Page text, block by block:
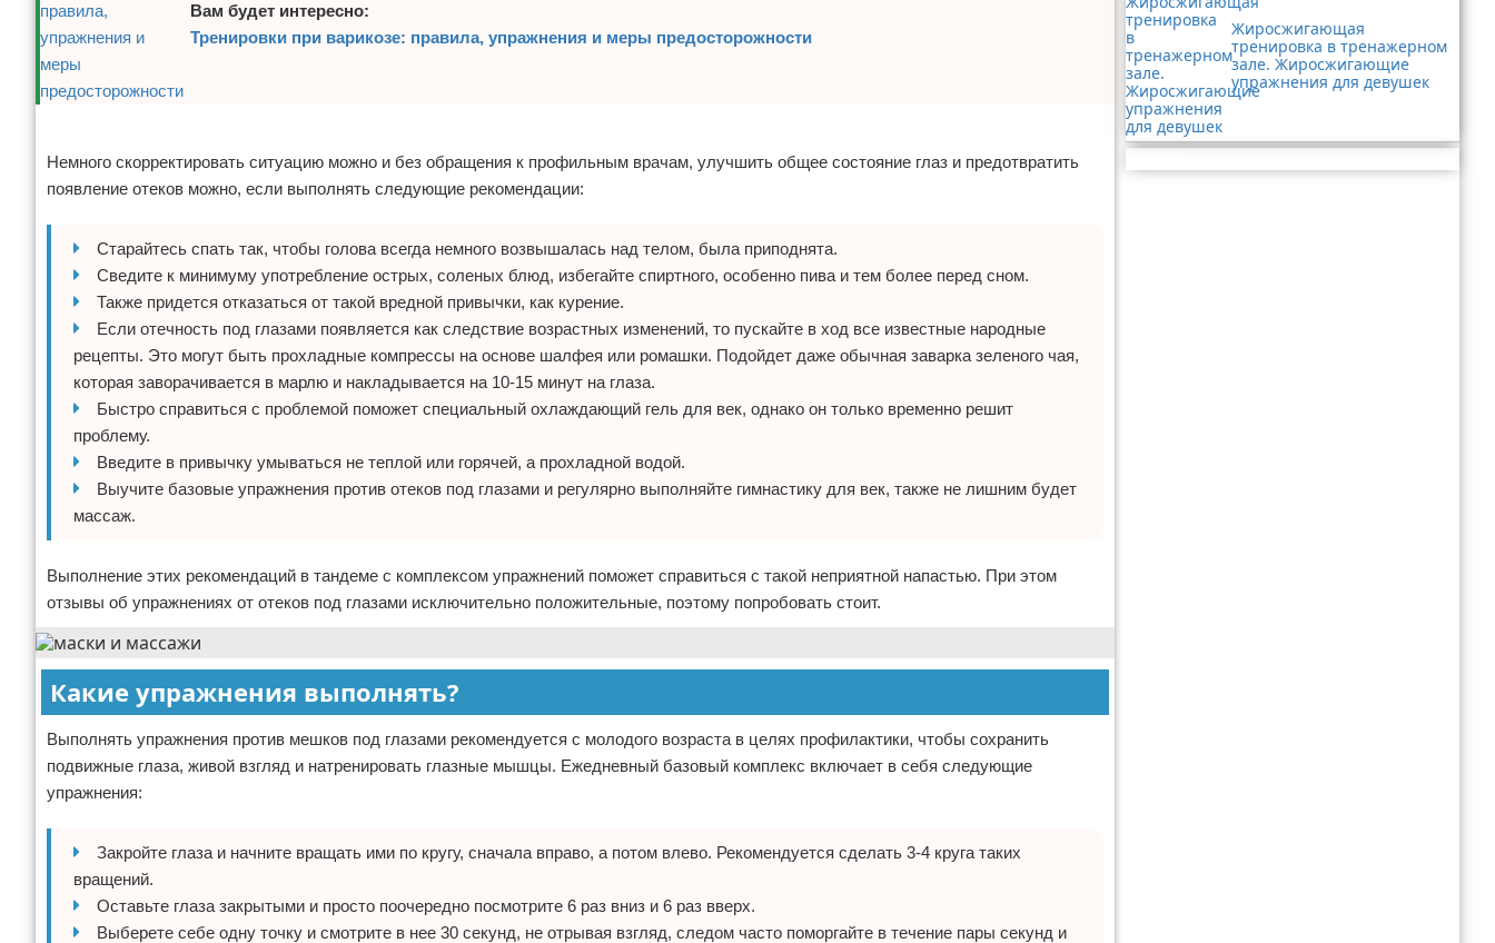
Вам будет интересно:
Тренировки при варикозе: правила, упражнения и меры предосторожности
Немного скорректировать ситуацию можно и без обращения к профильным врачам, улучшить общее состояние глаз и предотвратить
появление отеков можно, если выполнять следующие рекомендации:
Старайтесь спать так, чтобы голова всегда немного возвышалась над телом, была приподнята.
Сведите к минимуму употребление острых, соленых блюд, избегайте спиртного, особенно пива и тем более перед сном.
Также придется отказаться от такой вредной привычки, как курение.
Если отечность под глазами появляется как следствие возрастных изменений, то пускайте в ход все известные народные
рецепты. Это могут быть прохладные компрессы на основе шалфея или ромашки. Подойдет даже обычная заварка зеленого чая,
которая заворачивается в марлю и накладывается на 10-15 минут на глаза.
Быстро справиться с проблемой поможет специальный охлаждающий гель для век, однако он только временно решит
проблему.
Введите в привычку умываться не теплой или горячей, а прохладной водой.
Выучите базовые упражнения против отеков под глазами и регулярно выполняйте гимнастику для век, также не лишним будет
массаж.
Выполнение этих рекомендаций в тандеме с комплексом упражнений поможет справиться с такой неприятной напастью. При этом
отзывы об упражнениях от отеков под глазами исключительно положительные, поэтому попробовать стоит.
Какие упражнения выполнять?
Выполнять упражнения против мешков под глазами рекомендуется с молодого возраста в целях профилактики, чтобы сохранить
подвижные глаза, живой взгляд и натренировать глазные мышцы. Ежедневный базовый комплекс включает в себя следующие
упражнения:
Закройте глаза и начните вращать ими по кругу, сначала вправо, а потом влево. Рекомендуется сделать 3-4 круга таких
вращений.
Оставьте глаза закрытыми и просто поочередно посмотрите 6 раз вниз и 6 раз вверх.
Выберете себе одну точку и смотрите в нее 30 секунд, не отрывая взгляд, следом часто поморгайте в течение пары секунд и
Жиросжигающая
тренировка в тренажерном
зале. Жиросжигающие
упражнения для девушек